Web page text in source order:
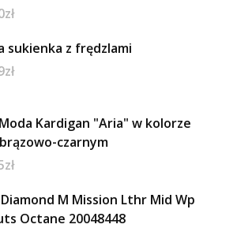
zł
sukienka z frędzlami
zł
Kardigan "Aria" w kolorze
czarnym
zł
M Mission Lthr Mid Wp
Octane 20048448